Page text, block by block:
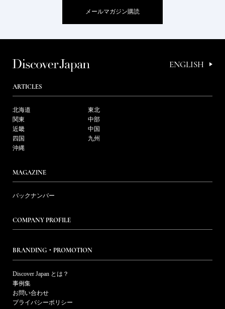
メールマガジン購読
ENGLISH
ARTICLES
北海道
東北
関東
中部
近畿
中国
四国
九州
沖縄
MAGAZINE
バックナンバー
COMPANY PROFILE
BRANDING・PROMOTION
Discover Japan とは？
事例集
お問い合わせ
プライバシーポリシー